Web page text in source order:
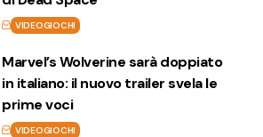
VIDEOGIOCHI
Marvel’s Wolverine sarà doppiato
in italiano: il nuovo trailer svela le
prime voci
VIDEOGIOCHI